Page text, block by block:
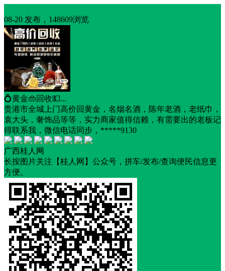
08-20 发布，148609浏览
💍黄金👜回收💵...
贵港市全城上门高价回黄金，名烟名酒，陈年老酒，老纸巾，
袁大头，奢饰品等等，实力商家值得信赖，有需要出的老板记
得联系我，微信电话同步，*****9130
广西桂人网
长按图片关注【桂人网】公众号，拼车/发布/查询便民信息更
方便。